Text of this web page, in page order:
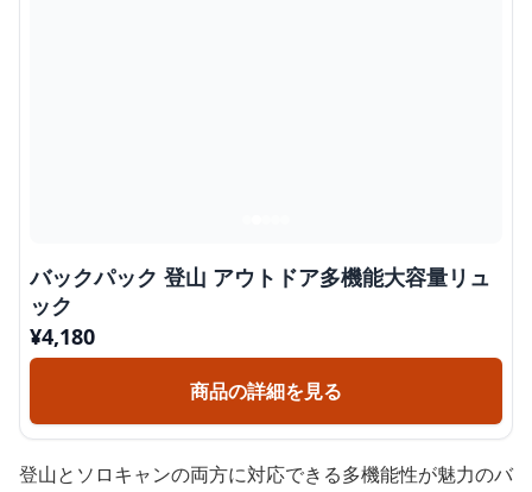
バックパック 登山 アウトドア多機能大容量リュ
ック
¥4,180
商品の詳細を見る
登山とソロキャンの両方に対応できる多機能性が魅力のバ